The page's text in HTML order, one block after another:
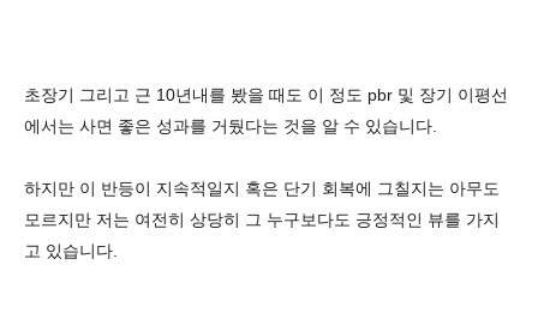
초장기 그리고 근 10년내를 봤을 때도 이 정도 pbr 및 장기 이평선
에서는 사면 좋은 성과를 거뒀다는 것을 알 수 있습니다.
하지만 이 반등이 지속적일지 혹은 단기 회복에 그칠지는 아무도
모르지만 저는 여전히 상당히 그 누구보다도 긍정적인 뷰를 가지
고 있습니다.